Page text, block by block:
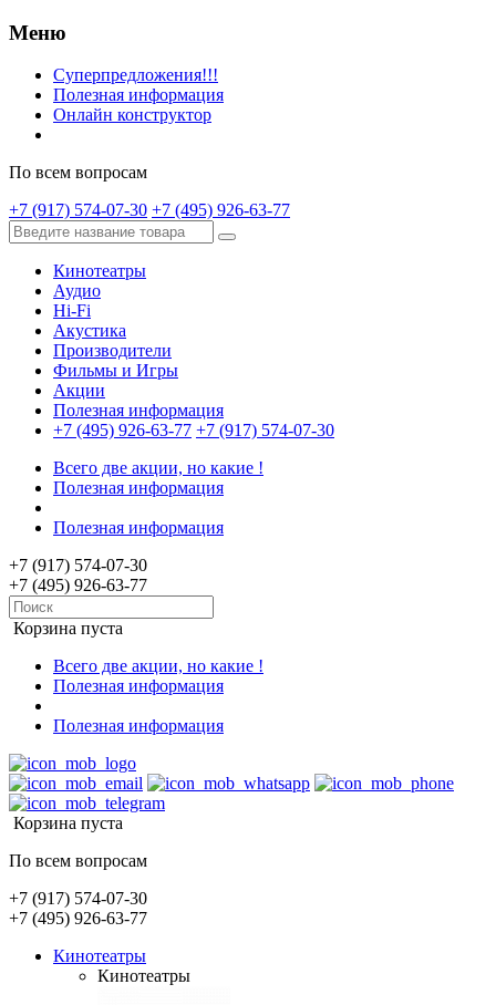
Меню
Суперпредложения!!!
Полезная информация
Онлайн конструктор
По всем вопросам
+7 (917) 574-07-30 +7 (495) 926-63-77
Кинотеатры
Аудио
Hi-Fi
Акустика
Производители
Фильмы и Игры
Акции
Полезная информация
+7 (495) 926-63-77 +7 (917) 574-07-30
Всего две акции, но какие !
Полезная информация
Полезная информация
+7 (917) 574-07-30
+7 (495) 926-63-77
Корзина пуста
Всего две акции, но какие !
Полезная информация
Полезная информация
Корзина пуста
По всем вопросам
+7 (917) 574-07-30
+7 (495) 926-63-77
Кинотеатры
Кинотеатры